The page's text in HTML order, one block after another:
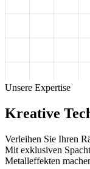
Unsere Expertise
Kreative
Verleihen Sie Ihren
Mit exklusiven
Metalleffekten